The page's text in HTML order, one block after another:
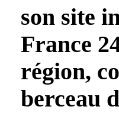
son site
France
région,
berceau